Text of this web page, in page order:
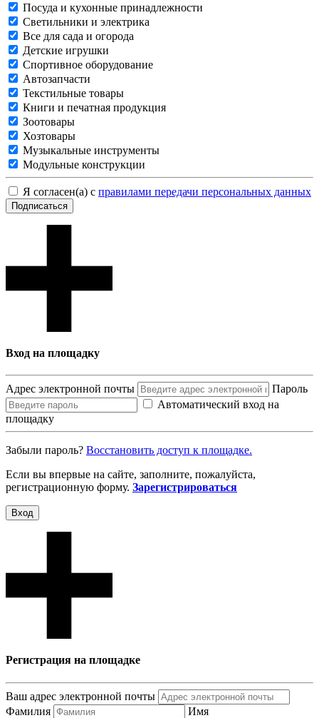
Посуда и кухонные принадлежности
Светильники и электрика
Все для сада и огорода
Детские игрушки
Спортивное оборудование
Автозапчасти
Текстильные товары
Книги и печатная продукция
Зоотовары
Хозтовары
Музыкальные инструменты
Модульные конструкции
Я согласен(а) с правилами передачи персональных данных
Подписаться
Вход на площадку
Адрес электронной почты
Пароль
Автоматический вход на
площадку
Забыли пароль? Восcтановить доступ к площадке.
Если вы впервые на сайте, заполните, пожалуйста,
регистрационную форму. Зарегистрироваться
Вход
Регистрация на площадке
Ваш адрес электронной почты
Фамилия
Имя